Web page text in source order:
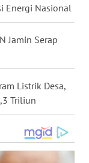
Energi Nasional
Jamin Serap
Listrik Desa,
Triliun